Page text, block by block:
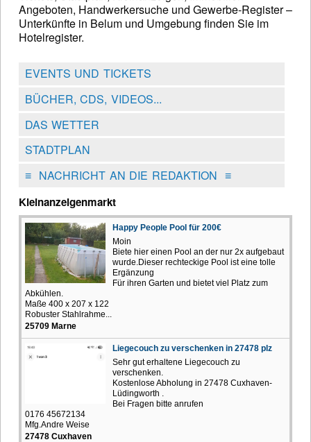
Angeboten, Handwerkersuche und Gewerbe-Register –
Unterkünfte in Belum und Umgebung finden Sie im
Hotelregister.
EVENTS UND TICKETS
BÜCHER, CDS, VIDEOS...
DAS WETTER
STADTPLAN
≡NACHRICHT AN DIE REDAKTION ≡
Kleinanzeigenmarkt
Happy People Pool für 200€
Moin
Biete hier einen Pool an der nur 2x aufgebaut
wurde.Dieser rechteckige Pool ist eine tolle
Ergänzung
Für ihren Garten und bietet viel Platz zum
Abkühlen.
Maße 400 x 207 x 122
Robuster Stahlrahme...
25709 Marne
Liegecouch zu verschenken in 27478 plz
Sehr gut erhaltene Liegecouch zu
verschenken.
Kostenlose Abholung in 27478 Cuxhaven-
Lüdingworth .
Bei Fragen bitte anrufen
0176 45672134
Mfg.Andre Weise
27478 Cuxhaven